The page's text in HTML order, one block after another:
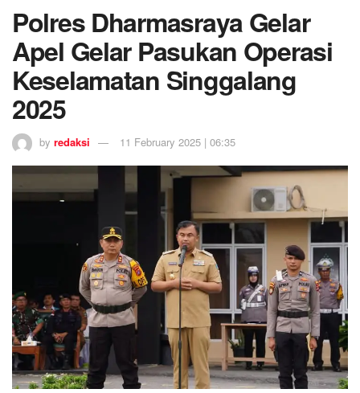
Polres Dharmasraya Gelar
Apel Gelar Pasukan Operasi
Keselamatan Singgalang
2025
by redaksi 11 February 2025 | 06:35